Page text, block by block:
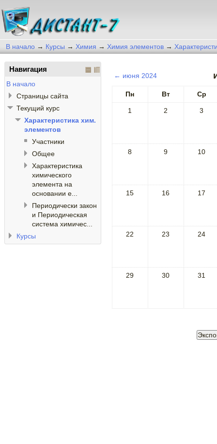
В начало → Курсы → Химия → Химия элементов →
← июня 2024
Пн Вт Ср
1 2 3
8 9 10
15 16 17
22 23 24
29 30 31
Навигация
В начало
Страницы сайта
Текущий курс
Характеристика хим.
элементов
Участники
Общее
Характеристика
химического
элемента на
основании е...
Периодически закон
и Периодическая
система химичес...
Курсы